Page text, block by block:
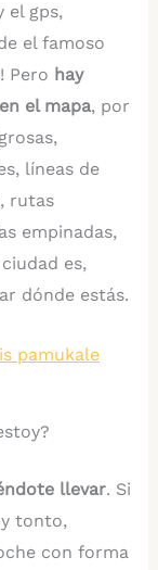
el gps,
el famoso
Pero hay
el mapa, por
líneas de
rutas
empinadas,
es,
dónde estás.
llevar. Si
tonto,
con forma